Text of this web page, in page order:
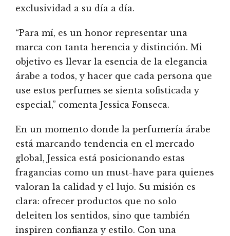
exclusividad a su día a día.
“Para mí, es un honor representar una
marca con tanta herencia y distinción. Mi
objetivo es llevar la esencia de la elegancia
árabe a todos, y hacer que cada persona que
use estos perfumes se sienta sofisticada y
especial,” comenta Jessica Fonseca.
En un momento donde la perfumería árabe
está marcando tendencia en el mercado
global, Jessica está posicionando estas
fragancias como un must-have para quienes
valoran la calidad y el lujo. Su misión es
clara: ofrecer productos que no solo
deleiten los sentidos, sino que también
inspiren confianza y estilo. Con una